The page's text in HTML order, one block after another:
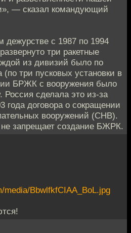
— сказал командующий
с 1987 по 1994
три ракетные
из дивизий было по
(по три пусковых установки в
БРЖК с вооружения было
Россия сделала это из-за
года договора о сокращении
вооружений (СНВ).
запрещает создание БЖРК.
media/BbwlfkfCIAA_BoL.jpg